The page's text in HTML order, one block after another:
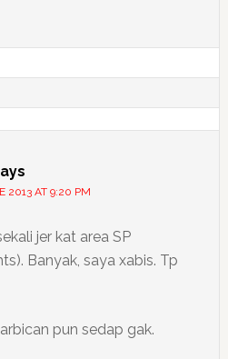
2013 AT 9:20 PM
jer kat area SP
Banyak, saya xabis. Tp
pun sedap gak.